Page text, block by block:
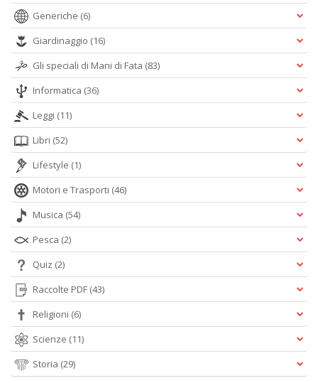
Generiche (6)
Giardinaggio (16)
Gli speciali di Mani di Fata (83)
Informatica (36)
Leggi (11)
Libri (52)
Lifestyle (1)
Motori e Trasporti (46)
Musica (54)
Pesca (2)
Quiz (2)
Raccolte PDF (43)
Religioni (6)
Scienze (11)
Storia (29)